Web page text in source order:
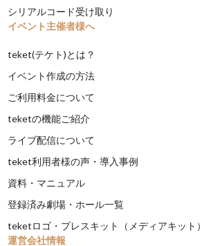
シリアルコード受け取り
イベント主催者様へ
teket(テケト)とは？
イベント作成の方法
ご利用料金について
teketの機能ご紹介
ライブ配信について
teket利用者様の声・導入事例
資料・マニュアル
登録済み劇場・ホール一覧
teketロゴ・プレスキット（メディアキット）
運営会社情報